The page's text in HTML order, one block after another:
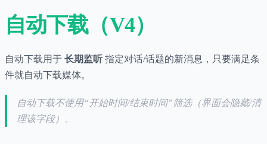
自动下载（V4）
自动下载用于 长期监听 指定对话/话题的新消息，只要满足条
件就自动下载媒体。
自动下载不使用“开始时间/结束时间”筛选（界面会隐藏/清
理该字段）。